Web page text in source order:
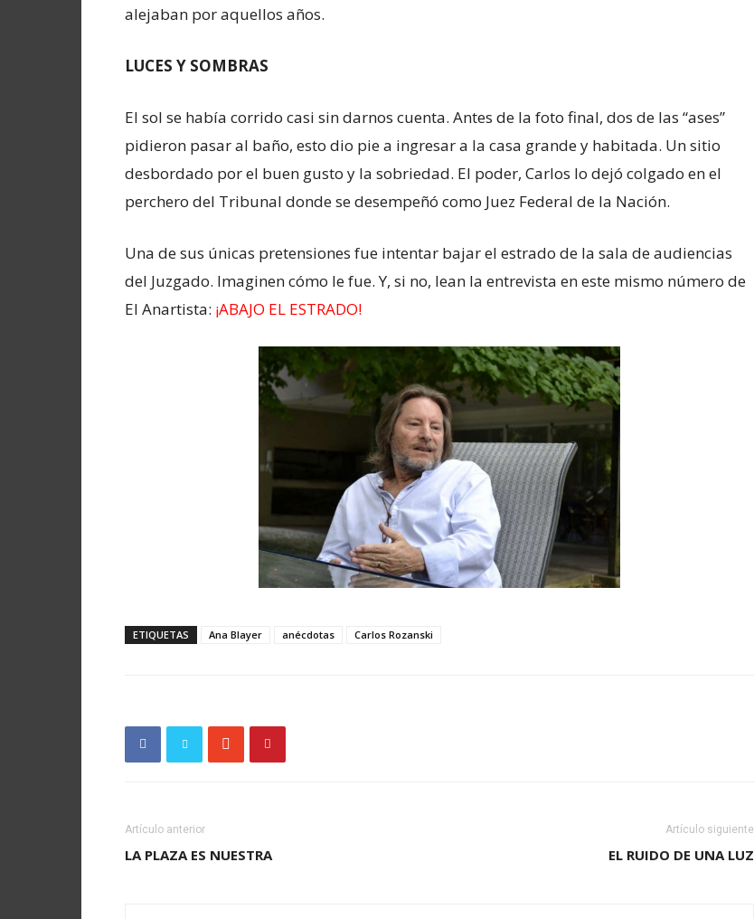
alejaban por aquellos años.
LUCES Y SOMBRAS
El sol se había corrido casi sin darnos cuenta. Antes de la foto final, dos de las “ases”
pidieron pasar al baño, esto dio pie a ingresar a la casa grande y habitada. Un sitio
desbordado por el buen gusto y la sobriedad. El poder, Carlos lo dejó colgado en el
perchero del Tribunal donde se desempeñó como Juez Federal de la Nación.
Una de sus únicas pretensiones fue intentar bajar el estrado de la sala de audiencias
del Juzgado. Imaginen cómo le fue. Y, si no, lean la entrevista en este mismo número de
El Anartista: ¡ABAJO EL ESTRADO!
ETIQUETAS Ana Blayer anécdotas Carlos Rozanski
Artículo anterior
LA PLAZA ES NUESTRA
Artículo siguiente
EL RUIDO DE UNA LUZ